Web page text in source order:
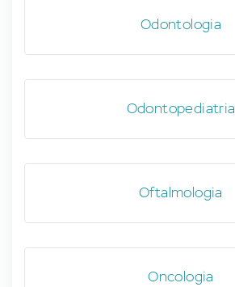
Odontologia
Odontopediatria
Oftalmologia
Oncologia